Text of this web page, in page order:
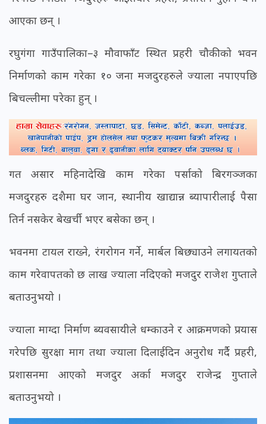
आएका छन् ।
रघुगंगा गाउँपालिका–३ मौवाफाँट स्थित प्रहरी चौकीको भवन
निर्माणको काम गरेका १० जना मजदुरहरुले ज्याला नपाएपछि
बिचल्लीमा परेका हुन् ।
गत असार महिनादेखि काम गरेका पर्साको बिरगञ्जका
मजदुरहरु दशैमा घर जान, स्थानीय खाद्यान्न ब्यापारीलाई पैसा
तिर्न नसकेर बेखर्ची भएर बसेका छन् ।
भवनमा टायल राख्ने, रंगरोगन गर्ने, मार्बल बिछ्याउने लगायतको
काम गरेवापतको छ लाख ज्याला नदिएको मजदुर राजेश गुप्ताले
बताउनुभयो ।
ज्याला माग्दा निर्माण ब्यवसायीले धम्काउने र आक्रमणको प्रयास
गरेपछि सुरक्षा माग तथा ज्याला दिलाईदिन अनुरोध गर्दै प्रहरी,
प्रशासनमा आएको मजदुर अर्का मजदुर राजेन्द्र गुप्ताले
बताउनुभयो ।